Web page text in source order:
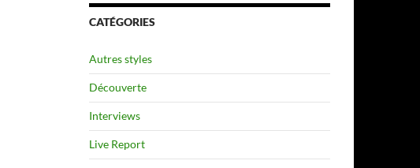
CATÉGORIES
Autres styles
Découverte
Interviews
Live Report